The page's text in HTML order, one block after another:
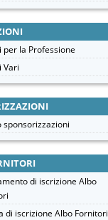
per la Professione
Vari
sponsorizzazioni
di iscrizione Albo
di iscrizione Albo Fornitori